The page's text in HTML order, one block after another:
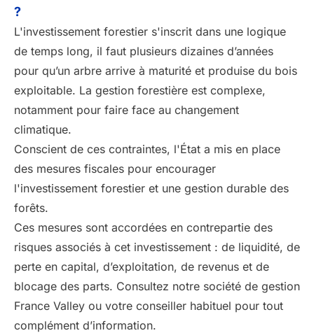
?
L'investissement forestier s'inscrit dans une logique
de temps long, il faut plusieurs dizaines d’années
pour qu’un arbre arrive à maturité et produise du bois
exploitable. La gestion forestière est complexe,
notamment pour faire face au changement
climatique.
Conscient de ces contraintes, l'État a mis en place
des mesures fiscales pour encourager
l'investissement forestier et une gestion durable des
forêts.
Ces mesures sont accordées en contrepartie des
risques associés à cet investissement : de liquidité, de
perte en capital, d’exploitation, de revenus et de
blocage des parts. Consultez notre société de gestion
France Valley ou votre conseiller habituel pour tout
complément d’information.